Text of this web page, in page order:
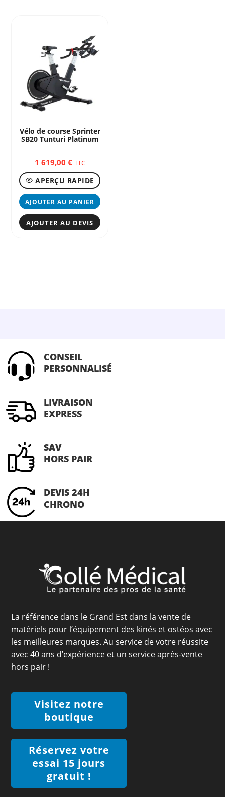
Vélo de course Sprinter
SB20 Tunturi Platinum
1 619,00 € TTC
APERÇU RAPIDE
AJOUTER AU PANIER
AJOUTER AU DEVIS
CONSEIL
PERSONNALISÉ
LIVRAISON
EXPRESS
SAV
HORS PAIR
DEVIS 24H
CHRONO
La référence dans le Grand Est dans la vente de
matériels pour l’équipement des kinés et ostéos avec
les meilleures marques. Au service de votre réussite
avec 40 ans d’expérience et un service après-vente
hors pair !
Visitez notre
boutique
Réservez votre
essai 15 jours
gratuit !